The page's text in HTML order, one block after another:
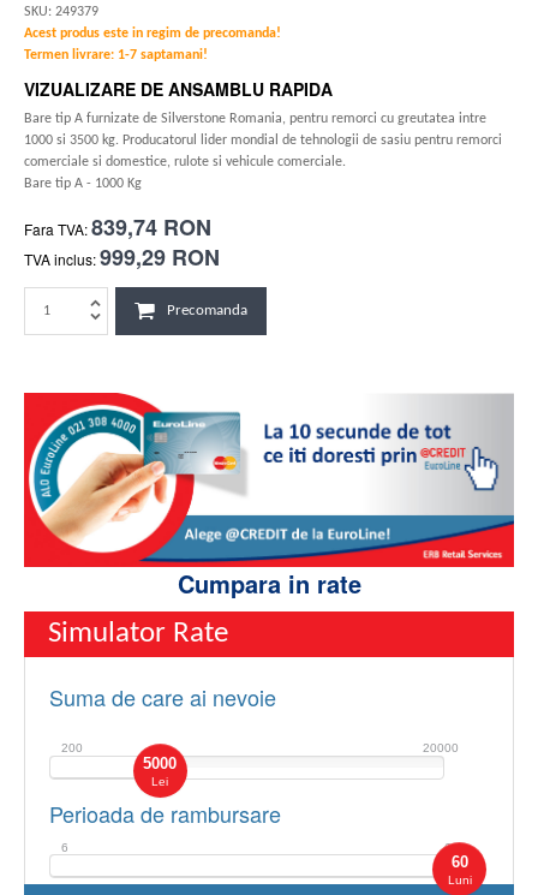
SKU: 249379
Acest produs este in regim de precomanda!
Termen livrare: 1-7 saptamani!
VIZUALIZARE DE ANSAMBLU RAPIDA
Bare tip A furnizate de Silverstone Romania, pentru remorci cu greutatea intre
1000 si 3500 kg. Producatorul lider mondial de tehnologii de sasiu pentru remorci
comerciale si domestice, rulote si vehicule comerciale.
Bare tip A - 1000 Kg
Fara TVA:839,74 RON
TVA inclus:999,29 RON
Precomanda
Cumpara in rate
Simulator Rate
Suma de care ai nevoie
5000
Lei
200 20000
Perioada de rambursare
60
Luni
6 60